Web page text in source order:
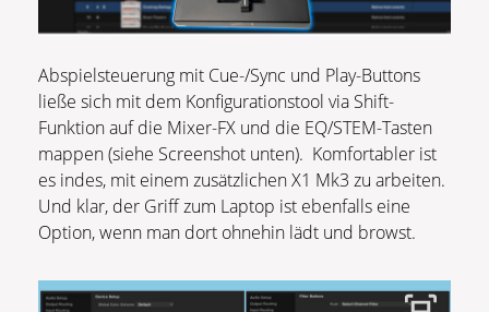
Abspielsteuerung mit Cue-/Sync und Play-Buttons
ließe sich mit dem Konfigurationstool via Shift-
Funktion auf die Mixer-FX und die EQ/STEM-Tasten
mappen (siehe Screenshot unten). Komfortabler ist
es indes, mit einem zusätzlichen X1 Mk3 zu arbeiten.
Und klar, der Griff zum Laptop ist ebenfalls eine
Option, wenn man dort ohnehin lädt und browst.